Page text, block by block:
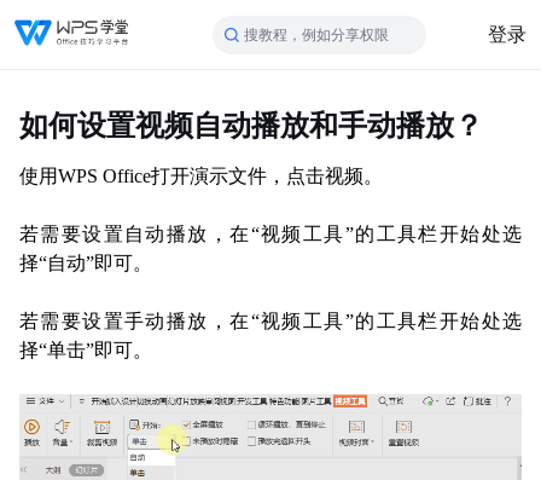
搜教程，例如分享权限 登录
如何设置视频自动播放和手动播放？
使用WPS Office打开演示文件，点击视频。
若需要设置自动播放，在“视频工具”的工具栏开始处选
择“自动”即可。
若需要设置手动播放，在“视频工具”的工具栏开始处选
择“单击”即可。